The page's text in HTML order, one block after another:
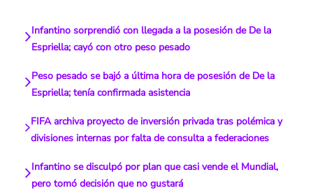
Infantino sorprendió con llegada a la posesión de De la
Espriella; cayó con otro peso pesado
Peso pesado se bajó a última hora de posesión de De la
Espriella; tenía confirmada asistencia
FIFA archiva proyecto de inversión privada tras polémica y
divisiones internas por falta de consulta a federaciones
Infantino se disculpó por plan que casi vende el Mundial,
pero tomó decisión que no gustará